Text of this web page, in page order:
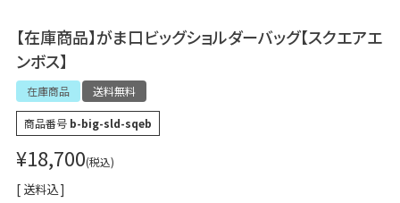
【在庫商品】がま口ビッグショルダーバッグ【スクエアエ
ンボス】
在庫商品 送料無料
商品番号 b-big-sld-sqeb
¥18,700 税込
送料込